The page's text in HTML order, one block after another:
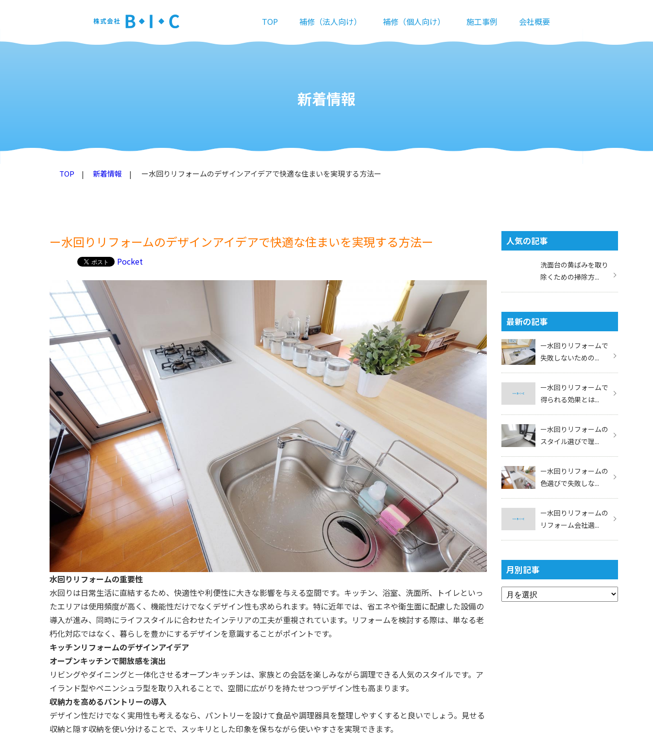
TOP 補修（法人向け） 補修（個人向け） 施工事例 会社概要
新着情報
TOP 新着情報 ー水回りリフォームのデザインアイデアで快適な住まいを実現する方法ー
ー水回りリフォームのデザインアイデアで快適な住まいを実現する方法ー
Pocket
水回りリフォームの重要性
水回りは日常生活に直結するため、快適性や利便性に大きな影響を与える空間です。キッチン、浴室、洗面所、トイレといっ
たエリアは使用頻度が高く、機能性だけでなくデザイン性も求められます。特に近年では、省エネや衛生面に配慮した設備の
導入が進み、同時にライフスタイルに合わせたインテリアの工夫が重視されています。リフォームを検討する際は、単なる老
朽化対応ではなく、暮らしを豊かにするデザインを意識することがポイントです。
キッチンリフォームのデザインアイデア
オープンキッチンで開放感を演出
リビングやダイニングと一体化させるオープンキッチンは、家族との会話を楽しみながら調理できる人気のスタイルです。ア
イランド型やペニンシュラ型を取り入れることで、空間に広がりを持たせつつデザイン性も高まります。
収納力を高めるパントリーの導入
デザイン性だけでなく実用性も考えるなら、パントリーを設けて食品や調理器具を整理しやすくすると良いでしょう。見せる
収納と隠す収納を使い分けることで、スッキリとした印象を保ちながら使いやすさを実現できます。
人気の記事
洗面台の黄ばみを取り
除くための掃除方...
最新の記事
ー水回りリフォームで
失敗しないための...
ー水回りリフォームで
得られる効果とは...
ー水回りリフォームの
スタイル選びで理...
ー水回りリフォームの
色選びで失敗しな...
ー水回りリフォームの
リフォーム会社選...
月別記事